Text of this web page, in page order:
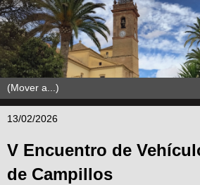
13/02/2026
V Encuentro de
de Campillos